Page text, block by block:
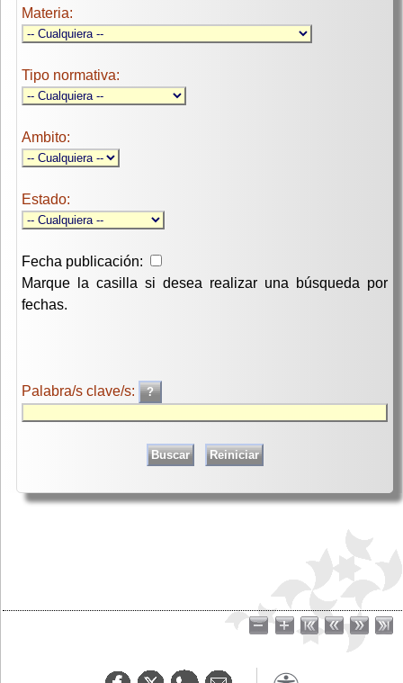
Materia:
Tipo normativa:
Ambito:
Estado:
Fecha publicación:
Marque la casilla si desea realizar una búsqueda por
fechas.
Palabra/s clave/s: